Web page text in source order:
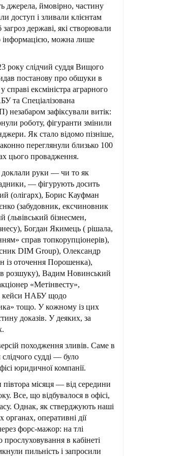
джерела, ймовірно, частину
доступ і зливали клієнтам
державі, які створювали
інформацією, можна лише
року слідчий суддя Вищого
постанову про обшуки в
ексміністра аграрного
та Спеціалізована
незабаром зафіксували витік:
роботу, фігуранти змінили
Як стало відомо пізніше,
переглянули близько 100
цього провадження.
доклали руки — чи то як
— фігурують досить
(олігарх), Борис Кауфман
(забудовник, ексчиновник
(львівський бізнесмен,
Богдан Якимець ( рішала,
справ топкорупціонерів),
DIM Group), Олександр
із оточення Порошенка),
розшуку), Вадим Новинський
«Метінвесту»,
кейси НАБУ щодо
тощо. У кожному із цих
доказів. У деяких, за
походження зливів. Саме в
судді — було
юридичної компанії.
місяця — від середини
Все, що відбувалося в офісі,
Однак, як стверджують наші
оперативні дії
форс-мажор: на тлі
в кабінеті
пильність і запросили